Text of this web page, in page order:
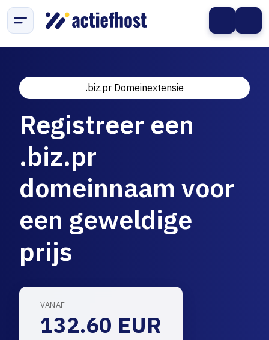
.biz.pr Domeinextensie
Registreer een
.biz.pr
domeinnaam voor
een geweldige
prijs
VANAF
132.60 EUR